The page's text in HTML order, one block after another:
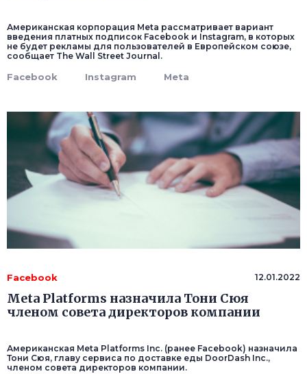
Американская корпорация Meta рассматривает вариант
введения платных подписок Facebook и Instagram, в которых
не будет рекламы для пользователей в Европейском союзе,
сообщает The Wall Street Journal.
Facebook Instagram Meta
Facebook 12.01.2022
Meta Platforms назначила Тони Сюя
членом совета директоров компании
Американская Meta Platforms Inc. (ранее Facebook) назначила
Тони Сюя, главу сервиса по доставке еды DoorDash Inc.,
членом совета директоров компании.